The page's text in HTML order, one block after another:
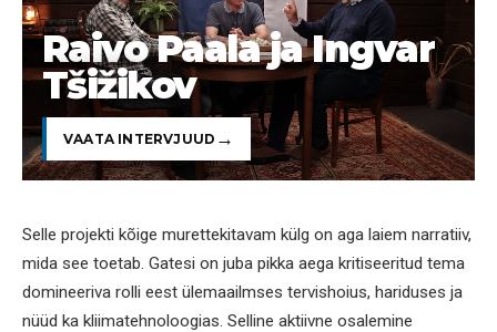
Raivo Paala ja Ingvar
Tšižikov
VAATA INTERVJUUD
Selle projekti kõige murettekitavam külg on aga laiem narratiiv,
mida see toetab. Gatesi on juba pikka aega kritiseeritud tema
domineeriva rolli eest ülemaailmses tervishoius, hariduses ja
nüüd ka kliimatehnoloogias. Selline aktiivne osalemine